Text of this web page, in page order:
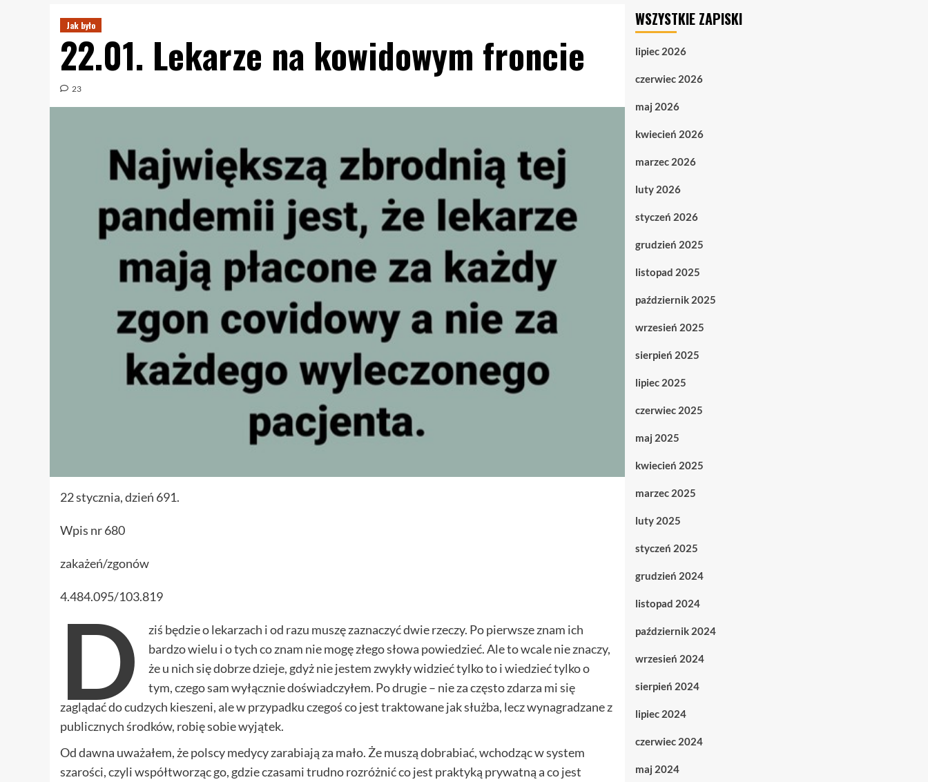
Jak było
22.01. Lekarze na kowidowym froncie
23
22 stycznia, dzień 691.
Wpis nr 680
zakażeń/zgonów
4.484.095/103.819
D
ziś będzie o lekarzach i od razu muszę zaznaczyć dwie rzeczy. Po pierwsze znam ich
bardzo wielu i o tych co znam nie mogę złego słowa powiedzieć. Ale to wcale nie znaczy,
że u nich się dobrze dzieje, gdyż nie jestem zwykły widzieć tylko to i wiedzieć tylko o
tym, czego sam wyłącznie doświadczyłem. Po drugie – nie za często zdarza mi się
zaglądać do cudzych kieszeni, ale w przypadku czegoś co jest traktowane jak służba, lecz wynagradzane z
publicznych środków, robię sobie wyjątek.
Od dawna uważałem, że polscy medycy zarabiają za mało. Że muszą dobrabiać, wchodząc w system
szarości, czyli współtworząc go, gdzie czasami trudno rozróżnić co jest praktyką prywatną a co jest
WSZYSTKIE ZAPISKI
lipiec 2026
czerwiec 2026
maj 2026
kwiecień 2026
marzec 2026
luty 2026
styczeń 2026
grudzień 2025
listopad 2025
październik 2025
wrzesień 2025
sierpień 2025
lipiec 2025
czerwiec 2025
maj 2025
kwiecień 2025
marzec 2025
luty 2025
styczeń 2025
grudzień 2024
listopad 2024
październik 2024
wrzesień 2024
sierpień 2024
lipiec 2024
czerwiec 2024
maj 2024